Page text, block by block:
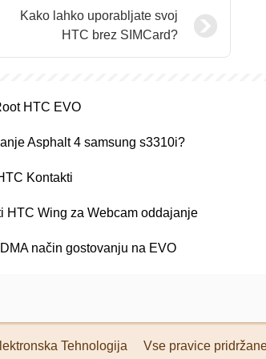
Kako lahko uporabljate svoj
HTC brez SIMCard?
HTC EVO
Asphalt 4 samsung s3310i?
Kontakti
HTC Wing za Webcam oddajanje
način gostovanju na EVO
Tehnologija Vse pravice